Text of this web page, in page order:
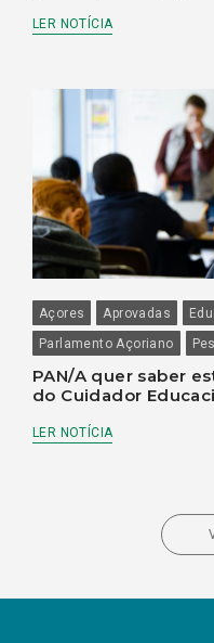
LER NOTÍCIA
Açores Aprovadas
Parlamento Açoriano
PAN/A quer saber
do Cuidador
LER NOTÍCIA